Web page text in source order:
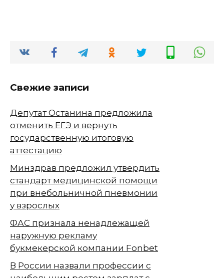
Свежие записи
Депутат Останина предложила
отменить ЕГЭ и вернуть
государственную итоговую
аттестацию
Минздрав предложил утвердить
стандарт медицинской помощи
при внебольничной пневмонии
у взрослых
ФАС признала ненадлежащей
наружную рекламу
букмекерской компании Fonbet
В России назвали профессии с